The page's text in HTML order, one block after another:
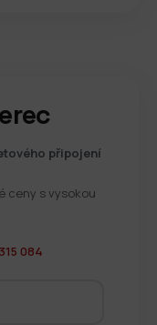
připojení
ceny s vysokou
084